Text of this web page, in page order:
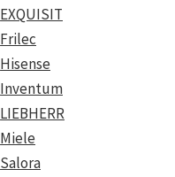
EXQUISIT
Frilec
Hisense
Inventum
LIEBHERR
Miele
Salora